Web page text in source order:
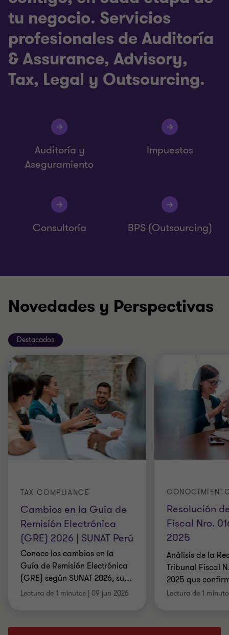
tu negocio. Servicios
profesionales de Auditoría
& Assurance, Advisory,
Tax, Legal y Outsourcing.
Auditoría y
Aseguramiento
Impuestos
Consultoría BPS (Outsourcing)
Novedades y Perspectivas
Destacados
Cambios en la Guía de
Remisión Electrónica
(GRE) 2026 | SUNAT Perú
TAX COMPLIANCE
Conoce los cambios en la
Guía de Remisión Electrónica
(GRE) según SUNAT 2026, su…
Lectura de 1 minutos | 09 jun 2026
Resolución
Fiscal Nro.
2025
Análisis de la
Tribunal Fiscal
2025 que
Lectura de 1